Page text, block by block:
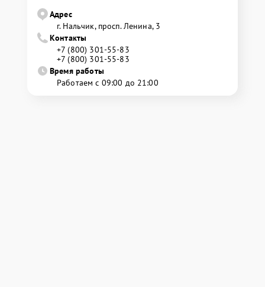
Адрес
г. Нальчик, просп. Ленина, 3
Контакты
+7 (800) 301-55-83
+7 (800) 301-55-83
Время работы
Работаем с 09:00 до 21:00